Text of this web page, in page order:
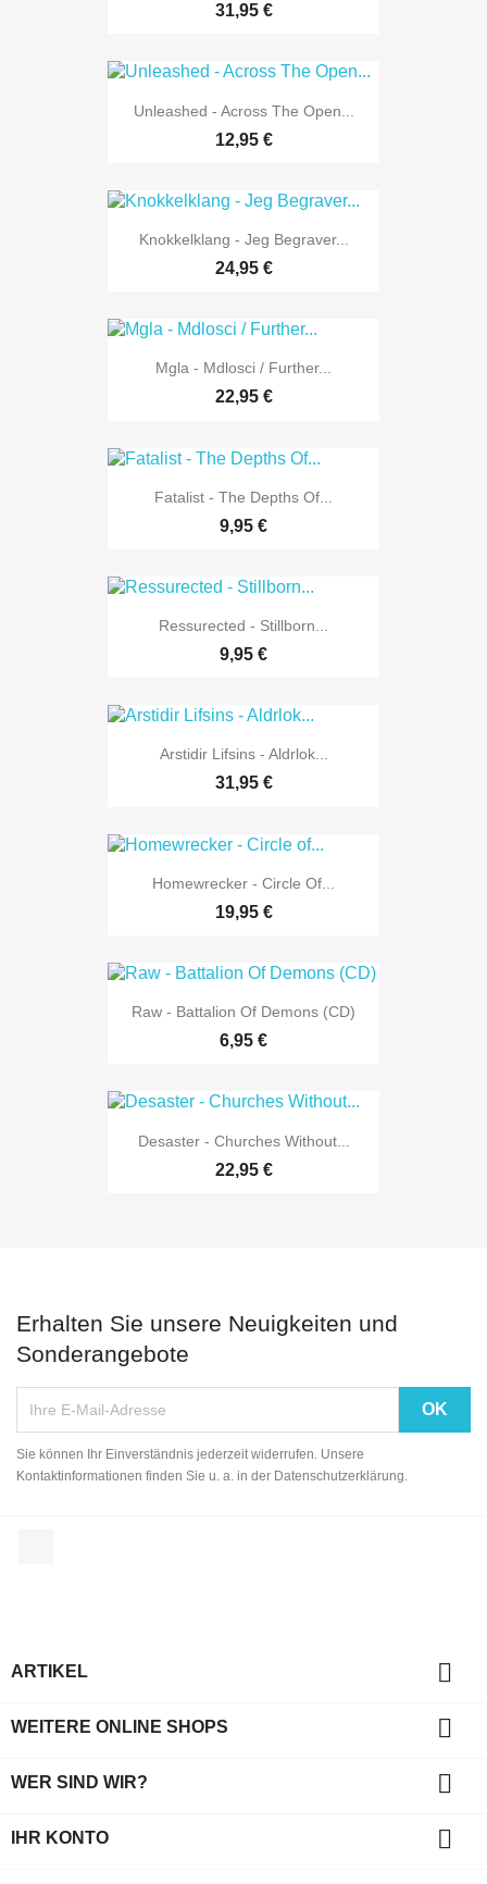
31,95 €
Unleashed - Across The Open...
12,95 €
Knokkelklang - Jeg Begraver...
24,95 €
Mgla - Mdlosci / Further...
22,95 €
Fatalist - The Depths Of...
9,95 €
Ressurected - Stillborn...
9,95 €
Arstidir Lifsins - Aldrlok...
31,95 €
Homewrecker - Circle Of...
19,95 €
Raw - Battalion Of Demons (CD)
6,95 €
Desaster - Churches Without...
22,95 €
Erhalten Sie unsere Neuigkeiten und
Sonderangebote
Sie können Ihr Einverständnis jederzeit widerrufen. Unsere
Kontaktinformationen finden Sie u. a. in der Datenschutzerklärung.
ARTIKEL 
WEITERE ONLINE SHOPS 
WER SIND WIR? 
IHR KONTO 